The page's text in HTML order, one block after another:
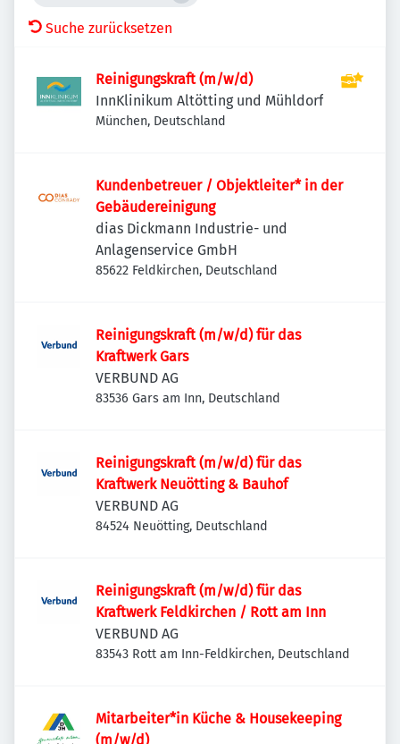
Suche zurücksetzen
Reinigungskraft (m/w/d)
InnKlinikum Altötting und Mühldorf
München, Deutschland
Kundenbetreuer / Objektleiter* in der
Gebäudereinigung
dias Dickmann Industrie- und
Anlagenservice GmbH
85622 Feldkirchen, Deutschland
Reinigungskraft (m/w/d) für das
Kraftwerk Gars
VERBUND AG
83536 Gars am Inn, Deutschland
Reinigungskraft (m/w/d) für das
Kraftwerk Neuötting & Bauhof
VERBUND AG
84524 Neuötting, Deutschland
Reinigungskraft (m/w/d) für das
Kraftwerk Feldkirchen / Rott am Inn
VERBUND AG
83543 Rott am Inn-Feldkirchen, Deutschland
Mitarbeiter*in Küche & Housekeeping
(m/w/d)